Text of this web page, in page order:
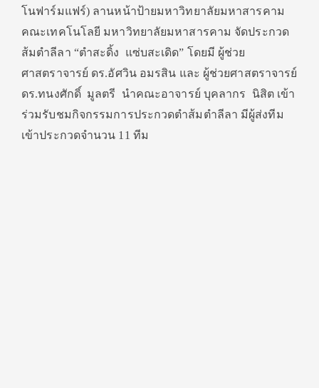
โนฟาร์มแฟร์) ลานหน้าป้ายมหาวิทยาลัยมหาสารคาม
คณะเทคโนโลยี มหาวิทยาลัยมหาสารคาม จัดประกวด
ส้มตำลีลา “ตำสะดิ้ง แซ่บสะเดิด” โดยมี ผู้ช่วย
ศาสตราจารย์ ดร.อัศวิน อมรสิน และ ผู้ช่วยศาสตราจารย์
ดร.ทนงศักดิ์ มูลตรี นำคณะอาจารย์ บุคลากร นิสิต เข้า
ร่วมรับชมกิจกรรมการประกวดตำส้มตำลีลา มีผู้ส่งทีม
เข้าประกวดจำนวน 11 ทีม